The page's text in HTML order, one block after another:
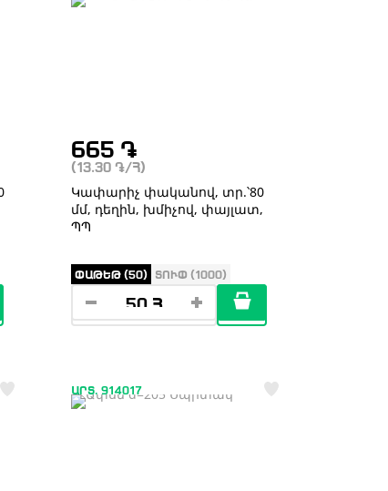
665 ֏
(13.30֏ /Հ)
Կափարիչ փականով, տր.՝80
մմ, դեղին, խմիչով, փայլատ,
ՊՊ
ՓԱԹԵԹ (50) ՏՈՒՓ (1000)
ԱՐՏ. 914017